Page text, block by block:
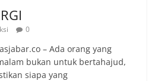
0
– Ada orang yang
bukan untuk bertahajud,
siapa yang